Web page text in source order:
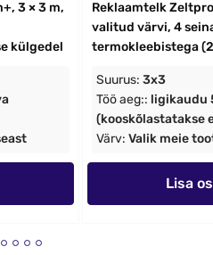
3 × 3 m,
külgedel
Reklaamtelk
valitud värvi, 4
termokleebistega
Suurus: 3x3
Töö aeg:: ligikaudu
(kooskõlastatakse
Värv: Valik meie
Lisa